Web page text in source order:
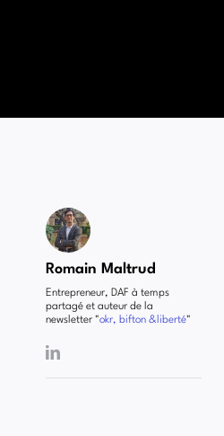
Romain Maltrud
Entrepreneur, DAF à temps
partagé et auteur de la
newsletter "okr, bifton &liberté"